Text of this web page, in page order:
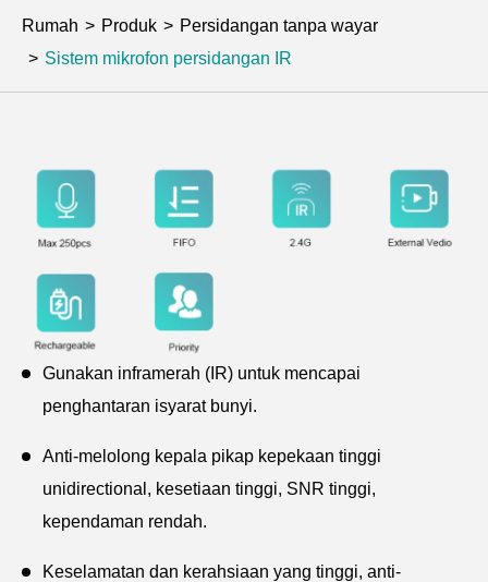
Rumah Produk
Persidangan tanpa wayar
Sistem mikrofon persidangan IR
Gunakan inframerah (IR) untuk mencapai
penghantaran isyarat bunyi.
Anti-melolong kepala pikap kepekaan tinggi
unidirectional, kesetiaan tinggi, SNR tinggi,
kependaman rendah.
Keselamatan dan kerahsiaan yang tinggi, anti-